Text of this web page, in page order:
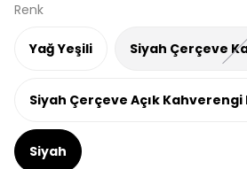
Renk
Yağ Yeşili Siyah Çerçeve
Siyah Çerçeve Açık
Siyah